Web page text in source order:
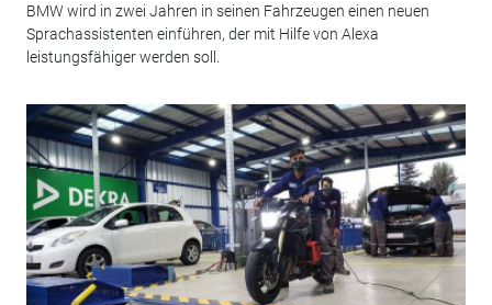
BMW wird in zwei Jahren in seinen Fahrzeugen einen neuen
Sprachassistenten einführen, der mit Hilfe von Alexa
leistungsfähiger werden soll.